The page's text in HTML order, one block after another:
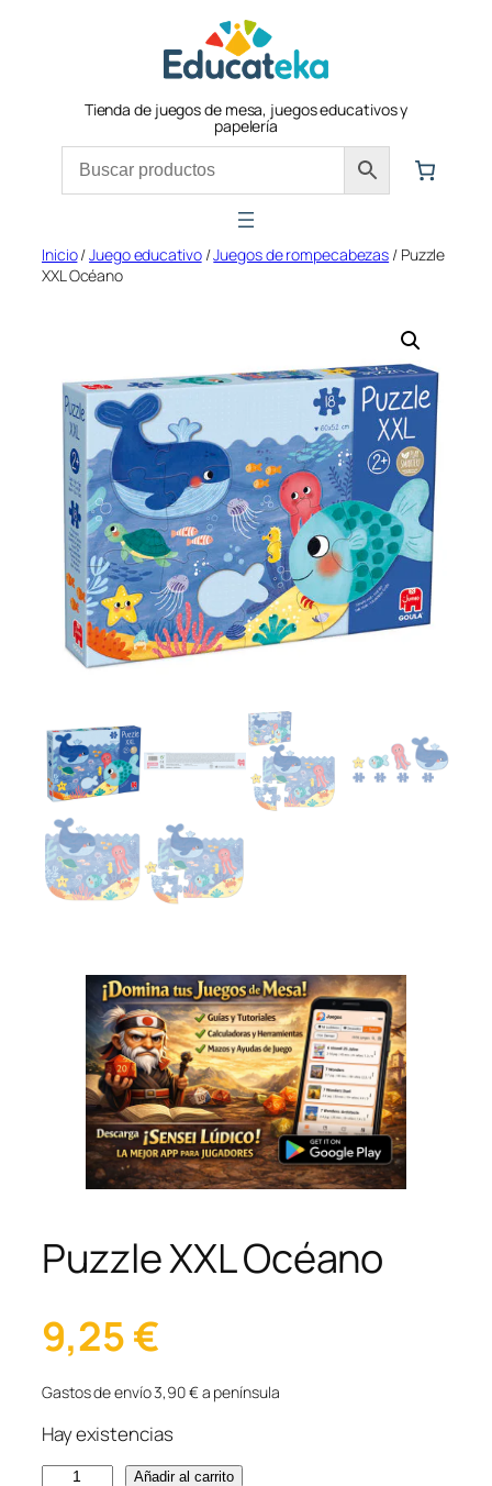
Tienda de juegos de mesa, juegos educativos y
papelería
Inicio/Juego educativo/Juegos de rompecabezas / Puzzle
XXL Océano
Puzzle XXL Océano
9,25€
Gastos de envío 3,90 € a península
Hay existencias
Añadir al carrito